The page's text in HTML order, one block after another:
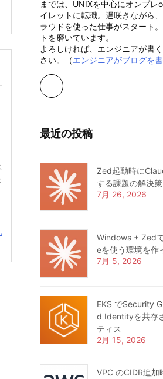
までは、UNIXを中心にオンプレ
イレットに転職。遅咲きながら
ラウドを使った仕事がスタート
トを磨いています。
よろしければ、エンジニアが書く
さい。（エンジニアがブログを
最近の投稿
Zed起動時に
する課題の解決策
7月 26, 2026
Windows + Zed
eを使う環境を作
7月 5, 2026
EKS でSecurity
d Identityを共存
ティス
2月 15, 2026
VPC のCIDR追加